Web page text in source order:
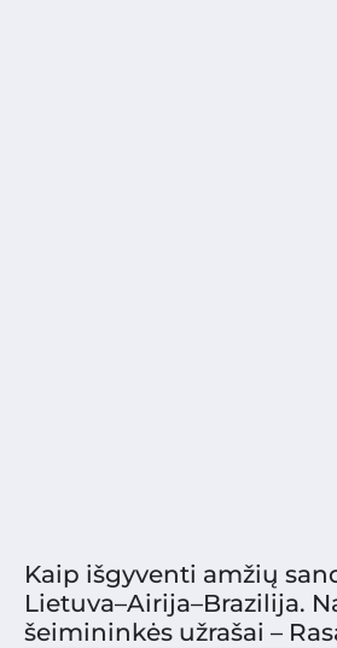
Kaip išgyventi amžių
Lietuva–Airija–Brazilija.
šeimininkės užrašai –